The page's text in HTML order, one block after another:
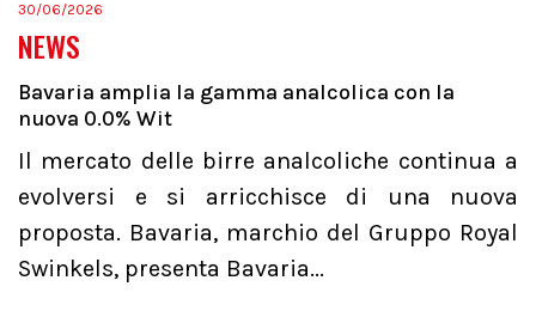
30/06/2026
NEWS
Bavaria amplia la gamma analcolica con la
nuova 0.0% Wit
Il mercato delle birre analcoliche continua a
evolversi e si arricchisce di una nuova
proposta. Bavaria, marchio del Gruppo Royal
Swinkels, presenta Bavaria...